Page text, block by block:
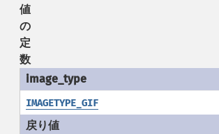
値
の
定
数
IMAGETYPE_GIF